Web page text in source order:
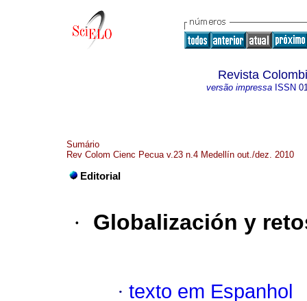
Revista
versão impressa ISSN
Sumário
Rev Colom Cienc Pecua v.23 n.4 Medellín out./dez. 2010
Editorial
· Globalización y
· texto em Espanhol